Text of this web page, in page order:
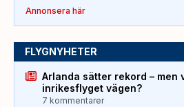
Annonsera här
FLYGNYHETER
Arlanda sätter rekord – men
inrikesflyget vägen?
7 kommentarer